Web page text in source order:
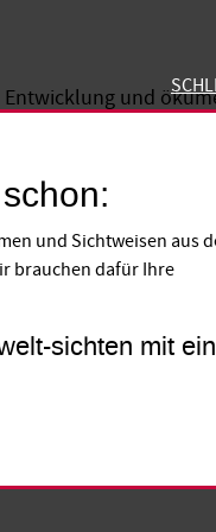
und
im
Kongo droht
und Sichtweisen aus
brauchen dafür Ihre
sichten mit